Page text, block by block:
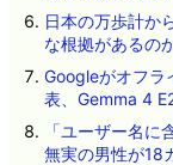
日本の万歩計か
な根拠があるの
Googleがオフラ
表、Gemma 4
「ユーザー名
無実の男性が18